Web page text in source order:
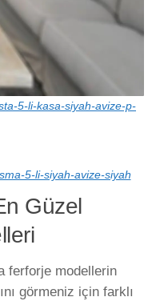
5-li-kasa-siyah-avize-p-
5-li-siyah-avize-siyah
Güzel
ferforje modellerin
görmeniz için farklı